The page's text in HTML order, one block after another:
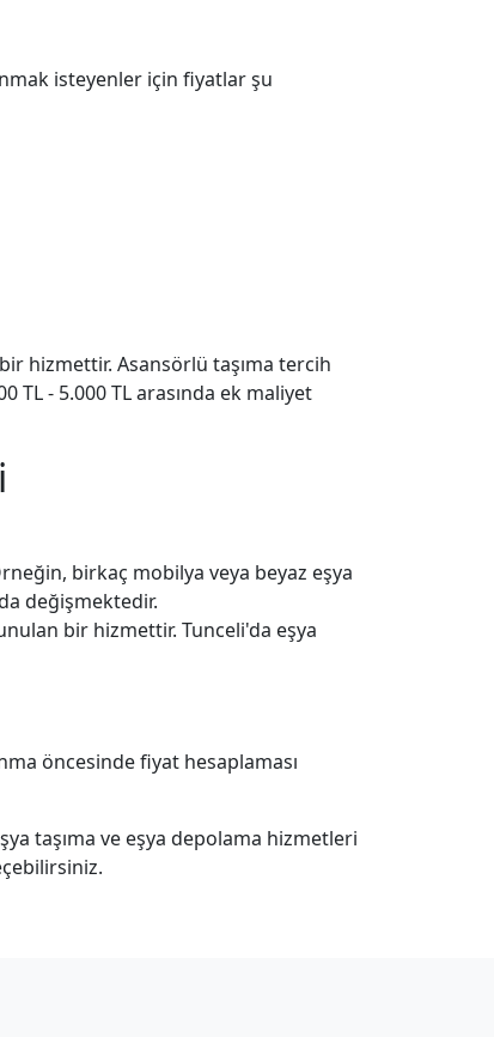
isteyenler için fiyatlar şu
hizmettir. Asansörlü taşıma tercih
- 5.000 TL arasında ek maliyet
birkaç mobilya veya beyaz eşya
değişmektedir.
bir hizmettir. Tunceli'da eşya
öncesinde fiyat hesaplaması
taşıma ve eşya depolama hizmetleri